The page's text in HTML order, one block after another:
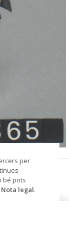
per
bé pots
Nota legal.